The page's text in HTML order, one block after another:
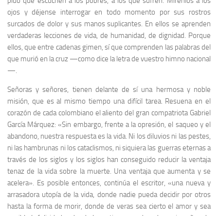
ojos y déjense interrogar en todo momento por sus rostros
surcados de dolor y sus manos suplicantes. En ellos se aprenden
verdaderas lecciones de vida, de humanidad, de dignidad. Porque
ellos, que entre cadenas gimen, sí que comprenden las palabras del
que murió en la cruz —como dice la letra de vuestro himno nacional
—.
Señoras y señores, tienen delante de sí una hermosa y noble
misión, que es al mismo tiempo una difícil tarea. Resuena en el
corazón de cada colombiano el aliento del gran compatriota Gabriel
García Márquez: «Sin embargo, frente a la opresión, el saqueo y el
abandono, nuestra respuesta es la vida. Ni los diluvios ni las pestes,
ni las hambrunas ni los cataclismos, ni siquiera las guerras eternas a
través de los siglos y los siglos han conseguido reducir la ventaja
tenaz de la vida sobre la muerte. Una ventaja que aumenta y se
acelera». Es posible entonces, continúa el escritor, «una nueva y
arrasadora utopía de la vida, donde nadie pueda decidir por otros
hasta la forma de morir, donde de veras sea cierto el amor y sea